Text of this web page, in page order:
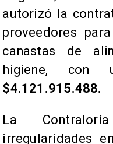
autorizó la
proveedores
canastas de
higiene,
$4.121.915.488.
La
irregularidades